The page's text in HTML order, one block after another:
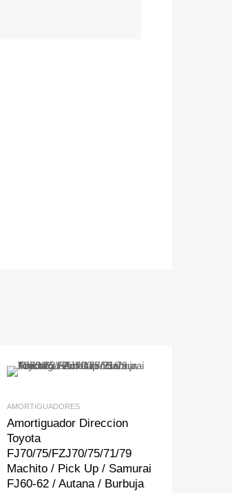
Add to Wishlist
Add to Compare
AMORTIGUADORES
Amortiguador Direccion
Toyota
FJ70/75/FZJ70/75/71/79
Machito / Pick Up / Samurai
FJ60-62 / Autana / Burbuja